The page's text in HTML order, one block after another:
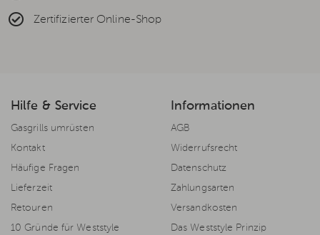
Zertifizierter Online-Shop
Hilfe & Service
Gasgrills umrüsten
Kontakt
Häufige Fragen
Lieferzeit
Retouren
10 Gründe für Weststyle
Informationen
AGB
Widerrufsrecht
Datenschutz
Zahlungsarten
Versandkosten
Das Weststyle Prinzip